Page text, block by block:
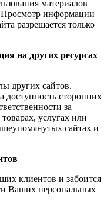
материалов
информации
разрешается только
на других ресурсах
других сайтов.
доступность сторонних
за
услугах или
сайтах и
клиентов и забоится
Ваших персональных